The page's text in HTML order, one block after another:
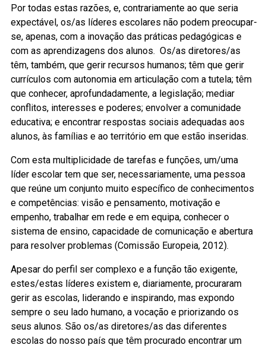
Por todas estas razões, e, contrariamente ao que seria
expectável, os/as líderes escolares não podem preocupar-
se, apenas, com a inovação das práticas pedagógicas e
com as aprendizagens dos alunos. Os/as diretores/as
têm, também, que gerir recursos humanos; têm que gerir
currículos com autonomia em articulação com a tutela; têm
que conhecer, aprofundadamente, a legislação; mediar
conflitos, interesses e poderes; envolver a comunidade
educativa; e encontrar respostas sociais adequadas aos
alunos, às famílias e ao território em que estão inseridas.
Com esta multiplicidade de tarefas e funções, um/uma
líder escolar tem que ser, necessariamente, uma pessoa
que reúne um conjunto muito específico de conhecimentos
e competências: visão e pensamento, motivação e
empenho, trabalhar em rede e em equipa, conhecer o
sistema de ensino, capacidade de comunicação e abertura
para resolver problemas (Comissão Europeia, 2012).
Apesar do perfil ser complexo e a função tão exigente,
estes/estas líderes existem e, diariamente, procuraram
gerir as escolas, liderando e inspirando, mas expondo
sempre o seu lado humano, a vocação e priorizando os
seus alunos. São os/as diretores/as das diferentes
escolas do nosso país que têm procurado encontrar um